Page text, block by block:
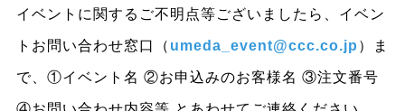
イベントに関するご不明点等ございましたら、イベン
トお問い合わせ窓口（ umeda_event@ccc.co.jp ）ま
で、①イベント名 ②お申込みのお客様名 ③注文番号